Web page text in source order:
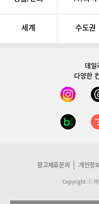
세계 수도권
데
다양한
광고제휴문의 개인정
Copyright ⓒ ㈜